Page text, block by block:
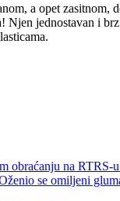
a opet zasitnom,
Njen jednostavan i
obraćanju na RTRS-
se omiljeni